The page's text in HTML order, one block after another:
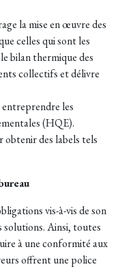
la mise en œuvre des
celles qui sont les
bilan thermique des
collectifs et délivre
les
(HQE).
obtenir des labels tels
vis-à-vis de son
Ainsi, toutes
à une conformité aux
offrent une police